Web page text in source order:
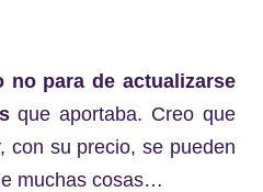
no para de actualizarse
que aportaba. Creo que
con su precio, se pueden
muchas cosas…